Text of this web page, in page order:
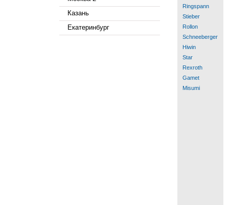
Казань
Екатеринбург
Ringspann
Stieber
Rollon
Schneeberger
Hiwin
Star
Rexroth
Gamet
Misumi